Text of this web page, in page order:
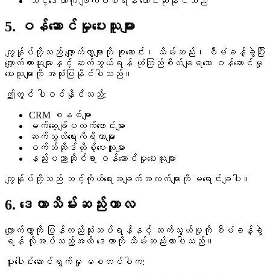
5. ဝန်ဆောင်မှုပေးသူများ
ကျွန်ုပ်တို့သည် လျှောက်လွှာများကို စုဆောင်း၊ သိမ်းဆည်း၊ စီမံခန့်ခွဲပြီး
လျှောက်ထားသူများနှင့် ဆက်သွယ်ရန် ယုံကြည်စိတ်ချရသော ဝန်ဆောင်မှု
ပေးသူများကို အသုံးပြုနိုင်ပါသည်။
ဤတွင် ပါဝင်နိုင်သည်:
CRM စနစ်များ
မက်ဆေ့ခ်ျပလက်ဖောင်းများ
ဆက်သွယ်ရေးကိရိယာများ
ဝက်ဘ်ဆိုဒ်ဟိုစ့်ပေးသူများ
နည်းပညာဆိုင်ရာ ဝန်ဆောင်မှုပေးသူများ
ကျွန်ုပ်တို့သည် သင့်ကိုယ်ရေးအချက်အလက်များကို မရောင်းချပါ။
6. ဒေတာသိမ်းဆည်းကာလ
လျှောက်လွှာကို ပြန်လည်သုံးသပ်ရန်နှင့် ဆက်သွယ်မှုကို စီမံခန့်ခွဲ
ရန် လိုအပ်သည့်အထိ ဒေတာကို သိမ်းဆည်းထားပါသည်။
ပူးပေါင်းဆောင်ရွက်မှု မစတင်ပါက: